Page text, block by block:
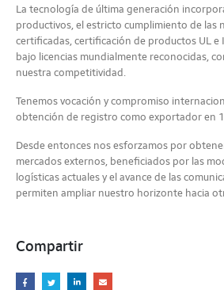
La tecnología de última generación
productivos, el estricto cumplimiento de las
certificadas, certificación de productos UL e
bajo licencias mundialmente reconocidas,
nuestra competitividad.
Tenemos vocación y compromiso
obtención de registro como exportador en
Desde entonces nos esforzamos por
mercados externos, beneficiados por las
logísticas actuales y el avance de las
permiten ampliar nuestro horizonte hacia
Compartir